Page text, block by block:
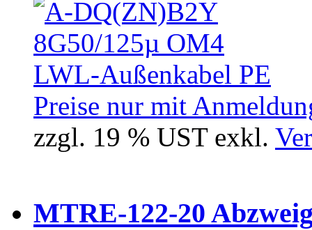
Preise nur mit
zzgl. 19 % UST exkl.
MTRE-122-20